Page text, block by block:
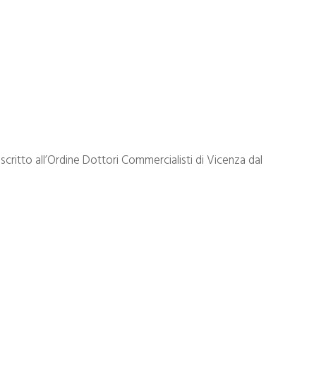
all’Ordine Dottori Commercialisti di Vicenza dal